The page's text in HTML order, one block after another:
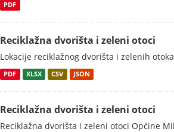
PDF
Reciklažna dvorišta i zeleni otoci
Lokacije reciklažnog dvorišta i zelenih
PDF XLSX CSV JSON
Reciklažna dvorišta i zeleni otoci
Reciklažna dvorišta i zeleni otoci Općine